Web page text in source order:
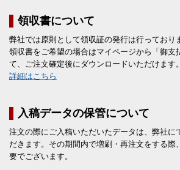
領収書について
弊社では原則として領収証の発行は行っており
領収書をご希望の場合はマイページから「御支
て、ご注文確定後にダウンロードいただけます。
詳細はこちら
入稿データの保管について
注文の際にご入稿いただいたデータは、弊社に
だきます。その期間内で増刷・再注文をする際
要でございます。